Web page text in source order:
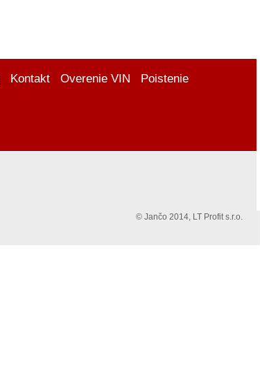
Kontakt Overenie VIN Poistenie
© Jančo 2014, LT Profit s.r.o.